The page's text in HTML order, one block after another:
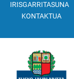
IRISGARRITASUNA
KONTAKTUA